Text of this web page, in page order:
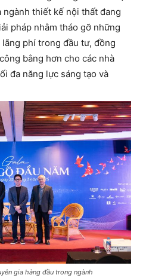
thiết kế nội thất đang
pháp nhằm tháo gỡ những
phí trong đầu tư, đồng
bằng hơn cho các nhà
đa năng lực sáng tạo và
gia hàng đầu trong ngành